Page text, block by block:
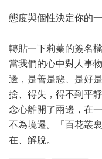
態度與個性決定你的
轉貼一下莉蓁的簽名檔
當我們的心中對人事
邊，是善是惡、是好
捨、得失，得不到平
念心離開了兩邊，在
不為境遷。「百花叢
在、解脫。